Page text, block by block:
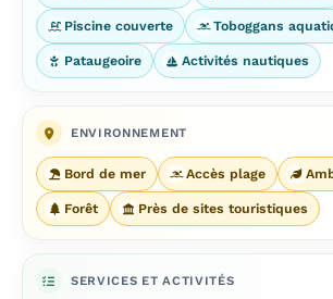
Piscine couverte Toboggans
Pataugeoire Activités nautiques
ENVIRONNEMENT
Bord de mer Accès plage
Forêt Près de sites touristiques
SERVICES ET ACTIVITÉS